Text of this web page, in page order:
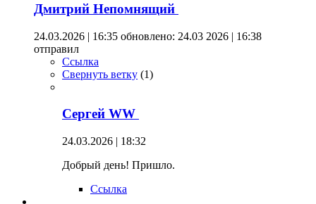
Дмитрий Непомнящий
24.03.2026 | 16:35 обновлено: 24.03 2026 | 16:38
отправил
Ссылка
Свернуть ветку (1)
Сергей WW
24.03.2026 | 18:32
Добрый день! Пришло.
Ссылка